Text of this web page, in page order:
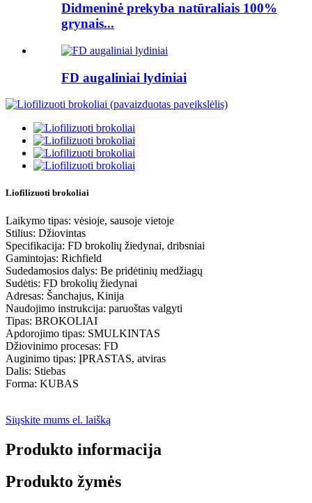
Didmeninė prekyba natūraliais 100%
grynais...
FD augaliniai lydiniai
Liofilizuoti brokoliai
Laikymo tipas: vėsioje, sausoje vietoje
Stilius: Džiovintas
Specifikacija: FD brokolių žiedynai, dribsniai
Gamintojas: Richfield
Sudedamosios dalys: Be pridėtinių medžiagų
Sudėtis: FD brokolių žiedynai
Adresas: Šanchajus, Kinija
Naudojimo instrukcija: paruoštas valgyti
Tipas: BROKOLIAI
Apdorojimo tipas: SMULKINTAS
Džiovinimo procesas: FD
Auginimo tipas: ĮPRASTAS, atviras
Dalis: Stiebas
Forma: KUBAS
Siųskite mums el. laišką
Produkto informacija
Produkto žymės